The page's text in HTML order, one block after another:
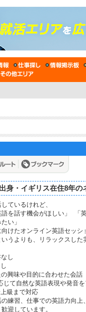
身・イギリス在住8年
ているけれど、
語を話す機会がほしい」 「
い」
けたオンライン英語セッシ
いうよりも、リラックスし
し
興味や目的に合わせた会話
て自然な英語表現や発音を
級まで対応
の練習、仕事での英語力向
迎しています。